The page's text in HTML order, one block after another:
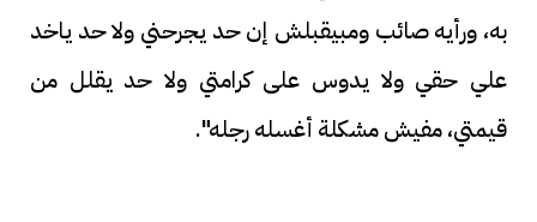
به، ورأيه صائب ومبيقبلش إن حد يجرحني ولا حد ياخد
علي حقي ولا يدوس على كرامتي ولا حد يقلل من
قيمتي، مفيش مشكلة أغسله رجله".